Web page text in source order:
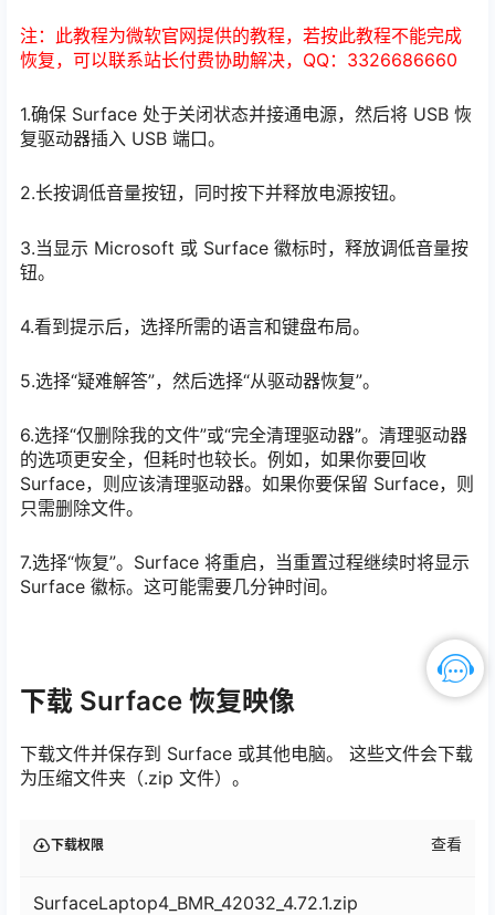
注：此教程为微软官网提供的教程，若按此教程不能完成
恢复，可以联系站长付费协助解决，QQ：3326686660
1.确保 Surface 处于关闭状态并接通电源，然后将 USB 恢
复驱动器插入 USB 端口。
2.长按调低音量按钮，同时按下并释放电源按钮。
3.当显示 Microsoft 或 Surface 徽标时，释放调低音量按
钮。
4.看到提示后，选择所需的语言和键盘布局。
5.选择“疑难解答”，然后选择“从驱动器恢复”。
6.选择“仅删除我的文件”或“完全清理驱动器”。清理驱动器
的选项更安全，但耗时也较长。例如，如果你要回收
Surface，则应该清理驱动器。如果你要保留 Surface，则
只需删除文件。
7.选择“恢复”。Surface 将重启，当重置过程继续时将显示
Surface 徽标。这可能需要几分钟时间。
下载 Surface 恢复映像
下载文件并保存到 Surface 或其他电脑。 这些文件会下载
为压缩文件夹（.zip 文件）。
下载权限 查看
SurfaceLaptop4_BMR_42032_4.72.1.zip